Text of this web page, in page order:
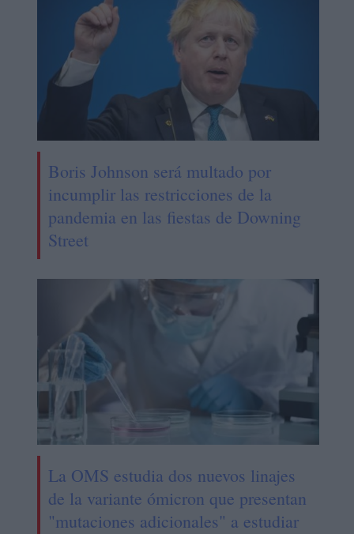
Boris Johnson será multado por
incumplir las restricciones de la
pandemia en las fiestas de Downing
Street
La OMS estudia dos nuevos linajes
de la variante ómicron que presentan
"mutaciones adicionales" a estudiar